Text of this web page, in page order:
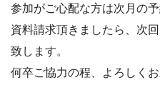
参加がご心配な方は次月の
資料請求頂きましたら、次
致します。
何卒ご協力の程、よろしくお